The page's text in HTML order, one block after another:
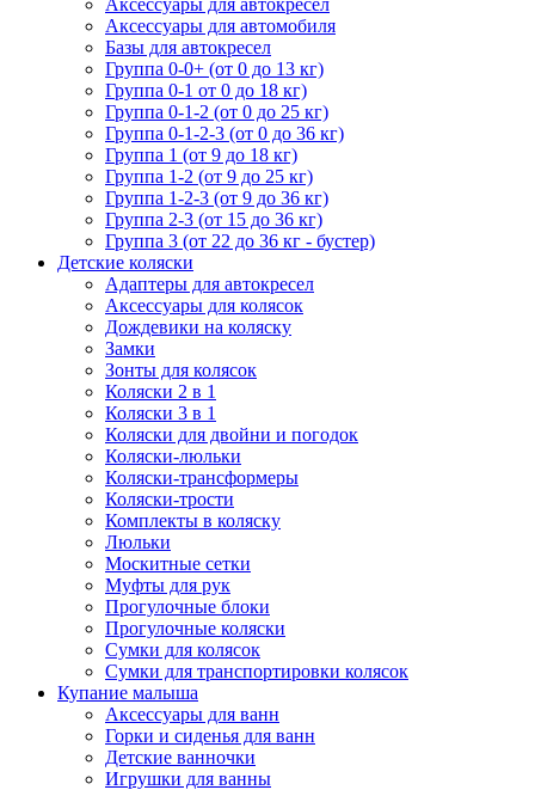
Аксессуары для автокресел
Аксессуары для автомобиля
Базы для автокресел
Группа 0-0+ (от 0 до 13 кг)
Группа 0-1 от 0 до 18 кг)
Группа 0-1-2 (от 0 до 25 кг)
Группа 0-1-2-3 (от 0 до 36 кг)
Группа 1 (от 9 до 18 кг)
Группа 1-2 (от 9 до 25 кг)
Группа 1-2-3 (от 9 до 36 кг)
Группа 2-3 (от 15 до 36 кг)
Группа 3 (от 22 до 36 кг - бустер)
Детские коляски
Адаптеры для автокресел
Аксессуары для колясок
Дождевики на коляску
Замки
Зонты для колясок
Коляски 2 в 1
Коляски 3 в 1
Коляски для двойни и погодок
Коляски-люльки
Коляски-трансформеры
Коляски-трости
Комплекты в коляску
Люльки
Москитные сетки
Муфты для рук
Прогулочные блоки
Прогулочные коляски
Сумки для колясок
Сумки для транспортировки колясок
Купание малыша
Аксессуары для ванн
Горки и сиденья для ванн
Детские ванночки
Игрушки для ванны